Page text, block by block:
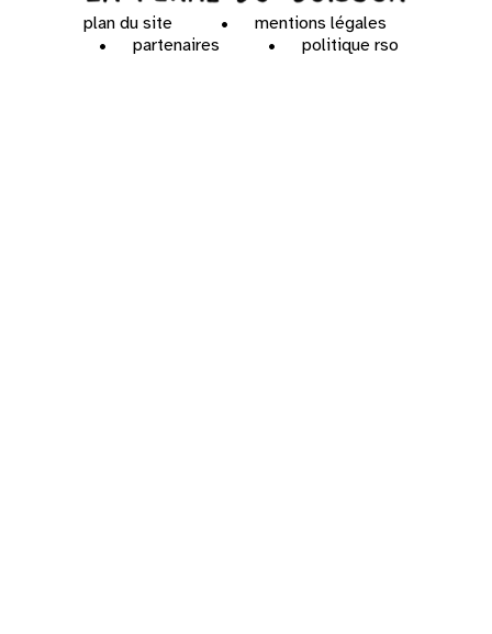
plan du site
mentions légales
partenaires
politique rso